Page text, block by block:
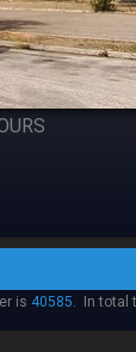
is 40585. In total